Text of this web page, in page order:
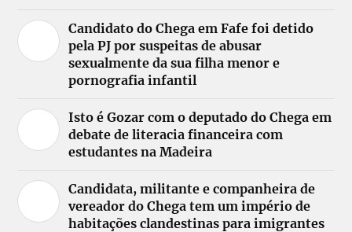
Candidato do Chega em Fafe foi detido
pela PJ por suspeitas de abusar
sexualmente da sua filha menor e
pornografia infantil
Isto é Gozar com o deputado do Chega em
debate de literacia financeira com
estudantes na Madeira
Candidata, militante e companheira de
vereador do Chega tem um império de
habitações clandestinas para imigrantes